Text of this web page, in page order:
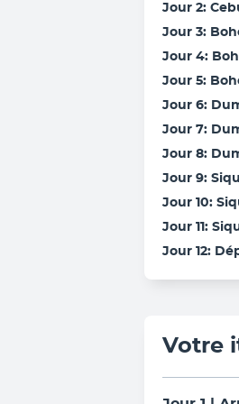
Jour 2:
Jour 3:
Jour 4:
Jour 5:
Jour 6:
Jour 7:
Jour 8:
Jour 9:
Jour 10:
Jour 11:
Jour 12:
Votre